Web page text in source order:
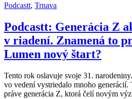
Podcastt, Trnava
Podcastt: Generácia Z
v riadení. Znamená to
Lumen nový štart?
Tento rok oslavuje svoje 31.
vo vedení vystriedalo mnoho generácií.
práve generácia Z, ktorá čelí novým